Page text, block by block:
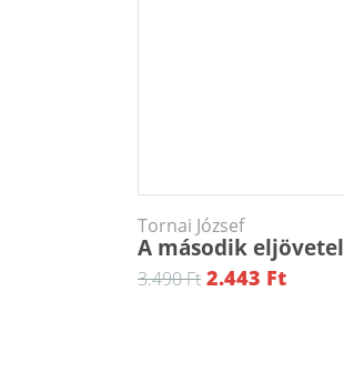
Tornai József
A második eljövetel
3.490 Ft 2.443 Ft